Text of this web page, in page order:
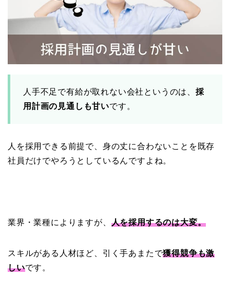
人手不足で有給が取れない会社というのは、 採
用計画の見通しも甘いです。
人を採用できる前提で、身の丈に合わないことを既存
社員だけでやろうとしているんですよね。
業界・業種によりますが、 人を採用するのは大変。
スキルがある人材ほど、引く手あまたで獲得競争も激
しいです。